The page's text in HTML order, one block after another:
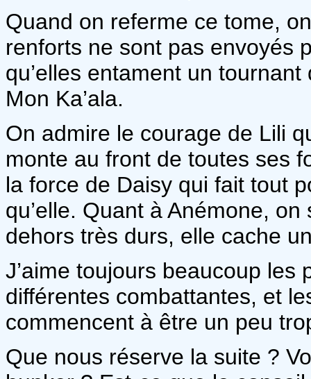
Quand on referme ce tome,
renforts ne sont pas envoyés
qu’elles entament un
Mon Ka’ala.
On admire le courage de Lili
monte au front de toutes ses
la force de Daisy qui fait tout
qu’elle. Quant à Anémone,
dehors très durs, elle cache
J’aime toujours beaucoup les
différentes combattantes, et
commencent à être un peu
Que nous réserve la suite ?